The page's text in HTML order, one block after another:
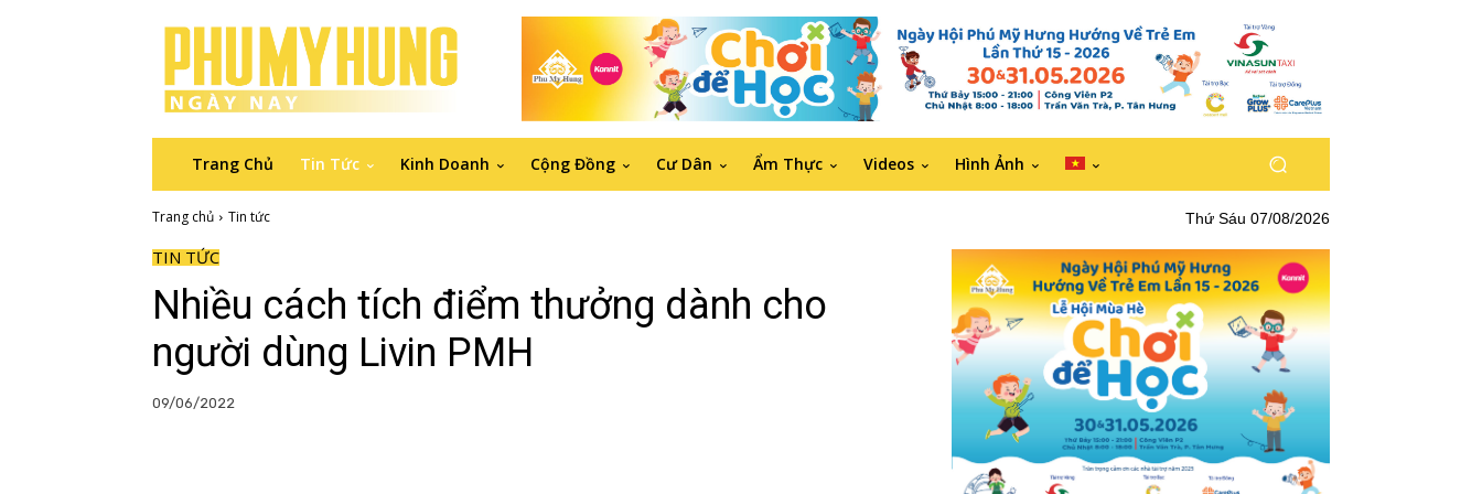
Trang Chủ Tin Tức Kinh Doanh Cộng Đồng Cư Dân Ẩm Thực Videos Hình Ảnh
Trang chủ Tin tức Thứ Sáu 07/08/2026
TIN TỨC
Nhiều cách tích điểm thưởng dành cho
người dùng Livin PMH
09/06/2022